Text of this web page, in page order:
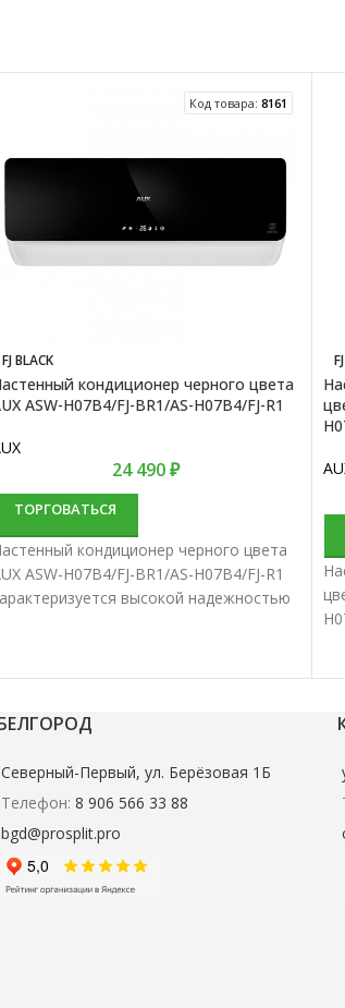
Код товара: 8161
FJ BLACK
кондиционер черного цвета
ASW-H07B4/FJ-BR1/AS-H07B4/FJ-R1
24 490₽
ТОРГОВАТЬСЯ
кондиционер черного цвета
ASW-H07B4/FJ-BR1/AS-H07B4/FJ-R1
высокой надежностью
Северный-Первый, ул. Берёзовая 1Б
Телефон: 8 906 566 33 88
bgd@prosplit.pro